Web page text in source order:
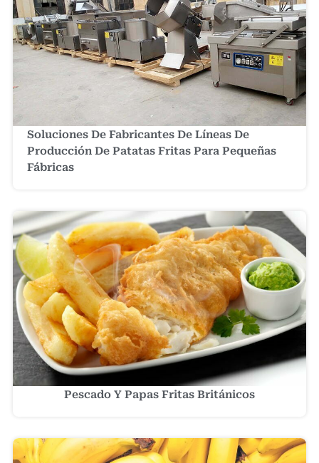
Soluciones De Fabricantes De Líneas De
Producción De Patatas Fritas Para Pequeñas
Fábricas
Pescado Y Papas Fritas Británicos